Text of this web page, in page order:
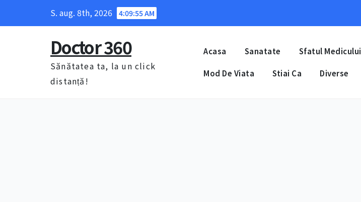
S. aug. 8th, 2026 4:09:55 AM
Doctor 360
Sănătatea ta, la un click
distanță!
Acasa Sanatate Sfatul Medicului
Mod De Viata Stiai Ca Diverse